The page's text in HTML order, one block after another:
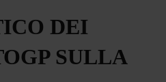
DEI
SULLA